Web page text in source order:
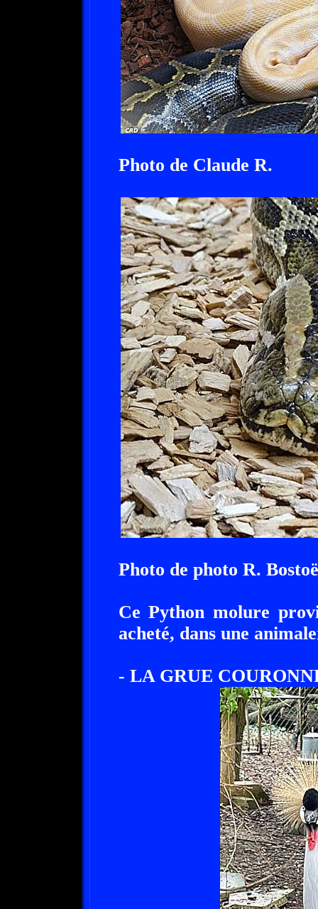
Photo de Claude R.
Photo de photo R.
Ce Python molure
acheté, dans une
- LA GRUE